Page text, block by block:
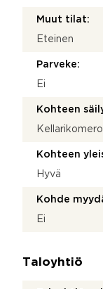
Muut tilat:
Eteinen
Parveke:
Ei
Kohteen
Kellarikomero
Kohteen
Hyvä
Kohde
Ei
Taloyhtiö